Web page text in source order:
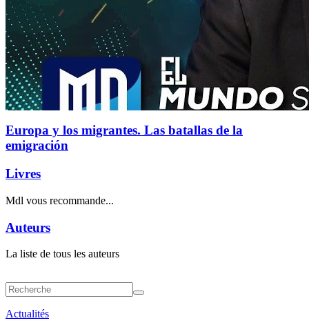
Europa y los migrantes. Las batallas de la
emigración
Livres
Mdl vous recommande...
Auteurs
La liste de tous les auteurs
Actualités